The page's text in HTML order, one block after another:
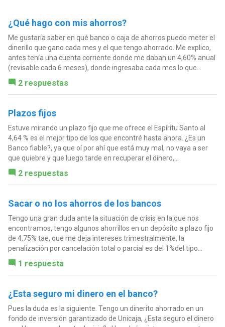
¿Qué hago con mis ahorros?
Me gustaría saber en qué banco o caja de ahorros puedo meter el
dinerillo que gano cada mes y el que tengo ahorrado. Me explico,
antes tenía una cuenta corriente donde me daban un 4,60% anual
(revisable cada 6 meses), donde ingresaba cada mes lo que...
2 respuestas
Plazos fijos
Estuve mirando un plazo fijo que me ofrece el Espíritu Santo al
4,64 % es el mejor tipo de los que encontré hasta ahora. ¿Es un
Banco fiable?, ya que oí por ahí que está muy mal, no vaya a ser
que quiebre y que luego tarde en recuperar el dinero,...
2 respuestas
Sacar o no los ahorros de los bancos
Tengo una gran duda ante la situación de crisis en la que nos
encontramos, tengo algunos ahorrillos en un depósito a plazo fijo
de 4,75% tae, que me deja intereses trimestralmente, la
penalización por cancelación total o parcial es del 1%del tipo...
1 respuesta
¿Esta seguro mi dinero en el banco?
Pues la duda es la siguiente. Tengo un dinerito ahorrado en un
fondo de inversión garantizado de Unicaja, ¿Esta seguro el dinero